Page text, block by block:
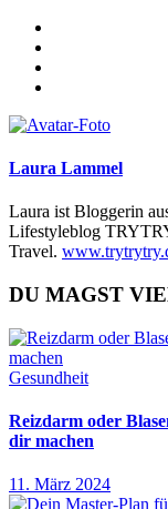
Laura Lammel
Laura ist Bloggerin
Lifestyleblog
Travel.
DU MAGST
Gesundheit
Reizdarm oder
dir machen
11. März 2024